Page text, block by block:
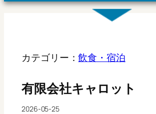
カテゴリー：飲食・宿泊
有限会社キャロット
2026-05-25